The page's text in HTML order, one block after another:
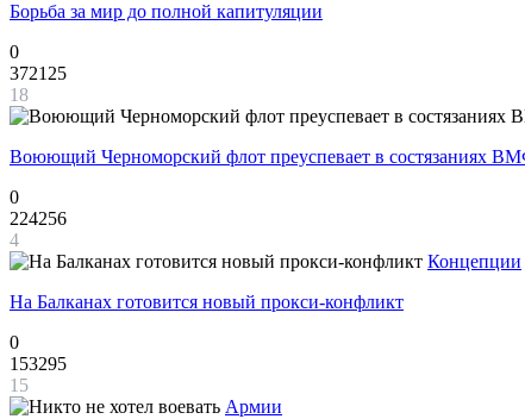
Борьба за мир до полной капитуляции
0
372125
18
Воюющий Черноморский флот преуспевает в состязаниях
0
224256
4
Концепции
На Балканах готовится новый прокси-конфликт
0
153295
15
Армии